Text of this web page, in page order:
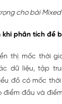
cho bài
khi phân tích đề
thị mốc thời
dữ liệu, tập
đồ có mốc
điểm đầu và